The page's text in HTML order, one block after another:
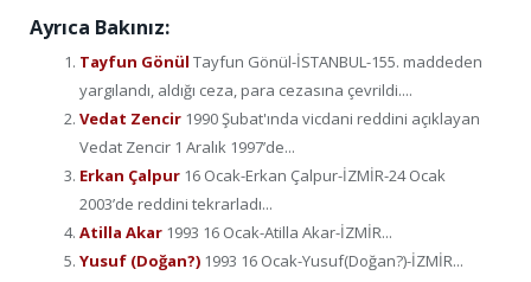
Ayrıca Bakınız:
Tayfun Gönül Tayfun Gönül-İSTANBUL-155. maddeden
yargılandı, aldığı ceza, para cezasına çevrildi....
Vedat Zencir 1990 Şubat'ında vicdani reddini açıklayan
Vedat Zencir 1 Aralık 1997’de...
Erkan Çalpur 16 Ocak-Erkan Çalpur-İZMİR-24 Ocak
2003’de reddini tekrarladı...
Atilla Akar 1993 16 Ocak-Atilla Akar-İZMİR...
Yusuf (Doğan?) 1993 16 Ocak-Yusuf(Doğan?)-İZMİR...